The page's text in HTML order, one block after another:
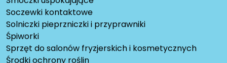
Soczewki kontaktowe
Solniczki pieprzniczki i przyprawniki
Śpiworki
Sprzęt do salonów fryzjerskich i kosmetycznych
Środki ochrony roślin